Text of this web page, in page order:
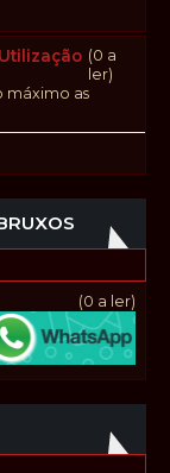
(0 a
ler)
máximo as
(0 a ler)